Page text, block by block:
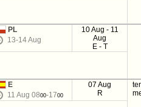
PL
13-14 Aug
10 Aug - 11
Aug
E - T
E
11 Aug 0800-1700
07 Aug
R